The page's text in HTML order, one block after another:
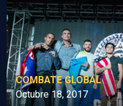
COMBATE GLOBAL
Octubre 18, 2017